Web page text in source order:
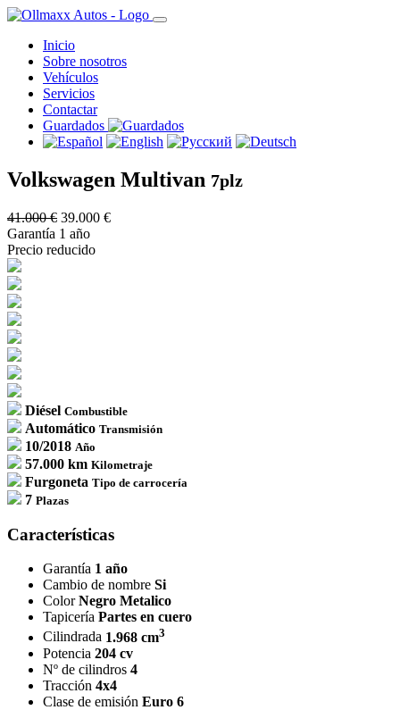
Inicio
Sobre nosotros
Vehículos
Servicios
Contactar
Guardados
Volkswagen Multivan 7plz
41.000 € 39.000 €
Garantía 1 año
Precio reducido
Diésel Combustible
Automático Transmisión
10/2018 Año
57.000 km Kilometraje
Furgoneta Tipo de carrocería
7 Plazas
Características
Garantía 1 año
Cambio de nombre Si
ColorNegro Metalico
Tapicería Partes en cuero
Cilindrada 1.968 cm3
Potencia 204 cv
Nº de cilindros 4
Tracción 4x4
Clase de emisión Euro 6